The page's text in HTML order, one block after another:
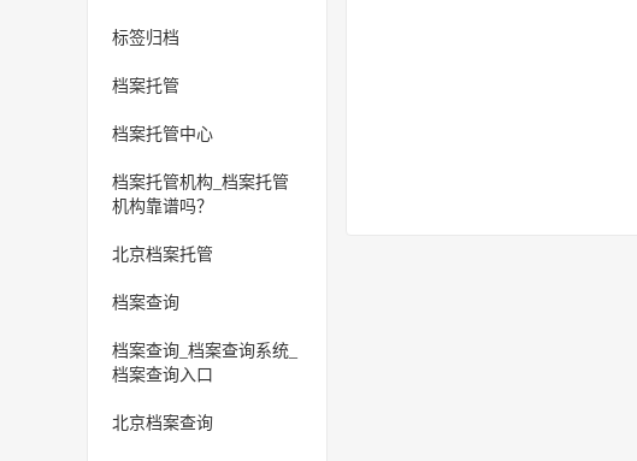
标签归档
档案托管
档案托管中心
档案托管机构_档案托管
机构靠谱吗？
北京档案托管
档案查询
档案查询_档案查询系统_
档案查询入口
北京档案查询